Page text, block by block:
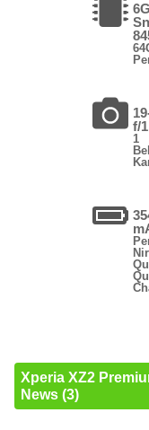
f/
1
Xperia XZ2
News (3)